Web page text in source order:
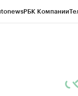
РБК Компании